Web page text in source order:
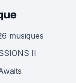
musiques
II